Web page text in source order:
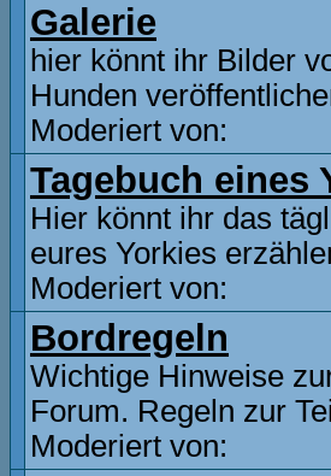
Galerie
hier könnt ihr Bilder
Hunden
Moderiert von:
Tagebuch eines
Hier könnt ihr das
eures Yorkies
Moderiert von:
Bordregeln
Wichtige Hinweise
Forum. Regeln zur
Moderiert von: